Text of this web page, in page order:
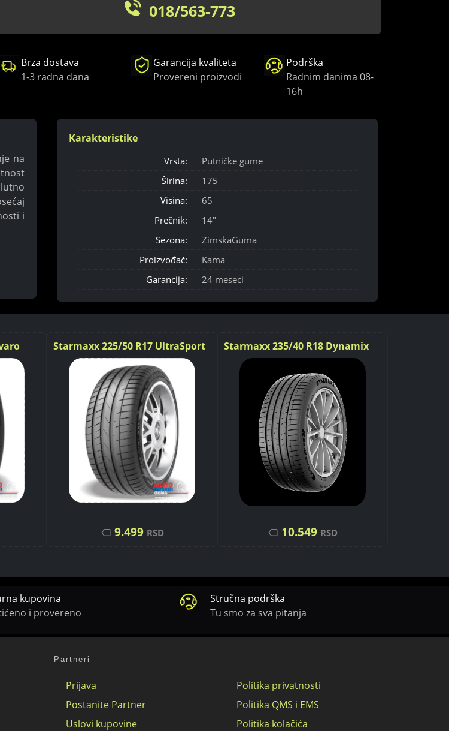
018/563-773
Brza dostava
1-3 radna dana
Garancija kvaliteta
Provereni proizvodi
Podrška
Radnim danima 08-
16h
na
i
Karakteristike
Vrsta:
Putničke gume
Širina:
175
Visina:
65
Prečnik:
14"
Sezona:
ZimskaGuma
Proizvođač:
Kama
Garancija:
24 meseci
Starmaxx 225/50 R17 UltraSport
ST760 REINF. 98W
9.499 RSD
Starmaxx 235/40 R18 Dynamix
Sport 95Y
10.549 RSD
kupovina
i provereno
Stručna podrška
Tu smo za sva pitanja
Partneri
Prijava
Postanite Partner
Uslovi kupovine
Politika privatnosti
Politika QMS i EMS
Politika kolačića